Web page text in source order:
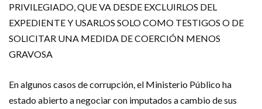
PRIVILEGIADO, QUE VA DESDE EXCLUIRLOS DEL
EXPEDIENTE Y USARLOS SOLO COMO TESTIGOS O DE
SOLICITAR UNA MEDIDA DE COERCIÓN MENOS
GRAVOSA
En algunos casos de corrupción, el Ministerio Público ha
estado abierto a negociar con imputados a cambio de sus